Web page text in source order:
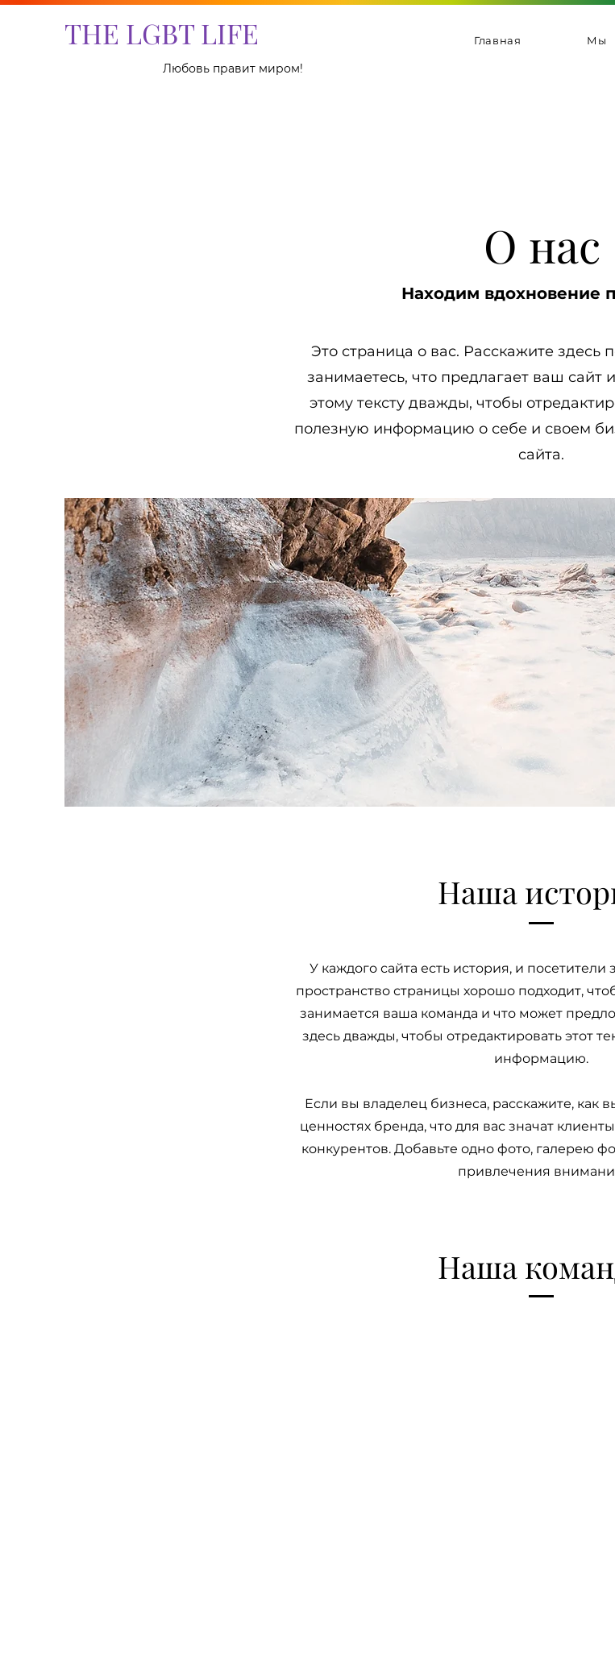
THE LGBT LIFE
Любовь правит миром!
Главная Мы
О нас
Находим вдохновение
Это страница о вас. Расскажите здесь
занимаетесь, что предлагает ваш сайт
этому тексту дважды, чтобы
полезную информацию о себе и своем
сайта.
Наша
У каждого сайта есть история, и посетители
пространство страницы хорошо подходит,
занимается ваша команда и что может
здесь дважды, чтобы отредактировать этот
информацию.
Если вы владелец бизнеса, расскажите, как
ценностях бренда, что для вас значат
конкурентов. Добавьте одно фото, галерею
привлечения
Наша